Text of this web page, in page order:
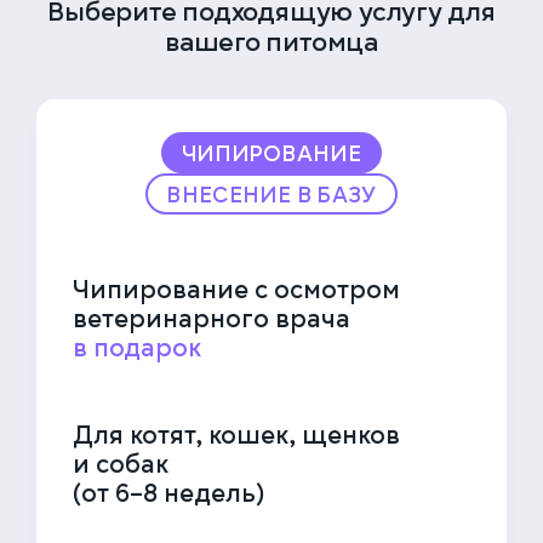
Выберите подходящую услугу для
вашего питомца
ЧИПИРОВАНИЕ
ВНЕСЕНИЕ В БАЗУ
Чипирование с осмотром
ветеринарного врача
в подарок
Для котят, кошек, щенков
и собак
(от 6–8 недель)
КЛИНИКА НА СЕРПУХОВСКОЙ
Выберите дату
Выберите время
Закажите звонок, и мы перезвоним вам в течение
Соглашаюсь с политикойконфиденциальности
ЗАПИСАТЬСЯ НА ПРИЁМ
Серпуховской
Москва, ул. Большая Серпуховская, 62к2
+7 (499) 288-80-36